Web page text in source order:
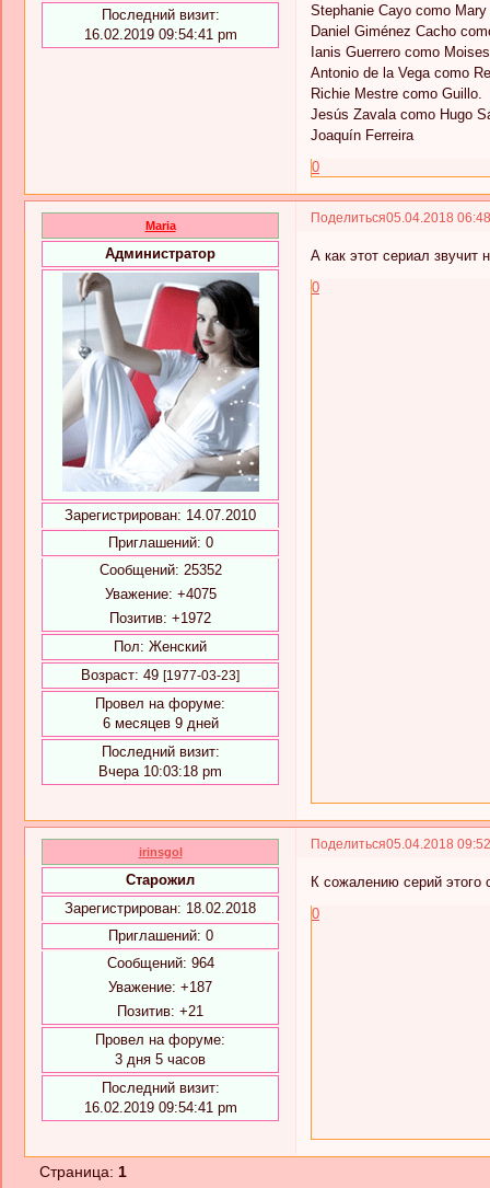
Последний визит:
16.02.2019 09:54:41 pm
Stephanie Cayo como
Daniel Giménez Cacho
Ianis Guerrero como
Antonio de la Vega como
Richie Mestre como Guillo.
Jesús Zavala como Hugo
Joaquín Ferreira
0
Поделиться05.04.2018
Maria
Администратор
Зарегистрирован: 14.07.2010
Приглашений: 0
Сообщений: 25352
Уважение: +4075
Позитив: +1972
Пол: Женский
Возраст: 49 [1977-03-23]
Провел на форуме:
6 месяцев 9 дней
Последний визит:
Вчера 10:03:18 pm
А как этот сериал звучит
0
Поделиться05.04.2018
irinsgol
Старожил
Зарегистрирован: 18.02.2018
Приглашений: 0
Сообщений: 964
Уважение: +187
Позитив: +21
Провел на форуме:
3 дня 5 часов
Последний визит:
16.02.2019 09:54:41 pm
К сожалению серий этого
0
Страница:1